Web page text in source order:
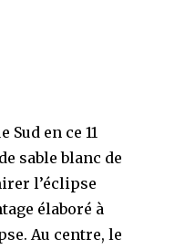
en ce 11
sable blanc de
l’éclipse
élaboré à
Au centre, le